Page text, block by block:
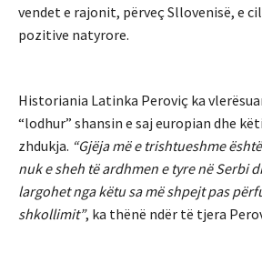
vendet e rajonit, përveç Sllovenisë, e
pozitive natyrore.
Historiania Latinka Peroviç ka
“lodhur” shansin e saj europian dhe
zhdukja. “Gjëja më e trishtueshme
nuk e sheh të ardhmen e tyre në Serbi
largohet nga këtu sa më shpejt pas
shkollimit”, ka thënë ndër të tjera